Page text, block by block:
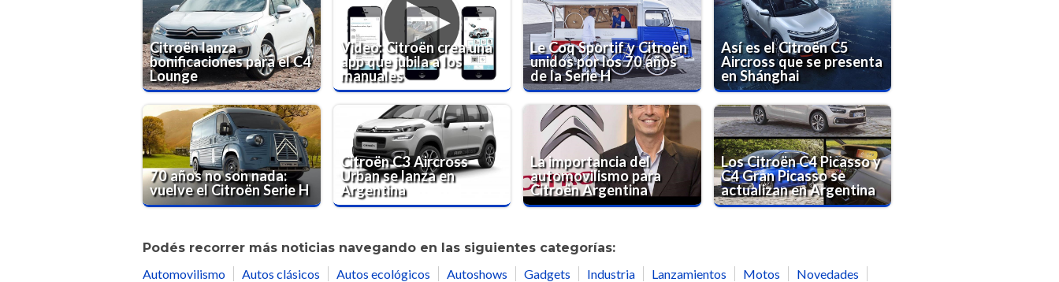
Citroën lanza
bonificaciones para el C4
Lounge
Video: Citroën crea una
app que jubila a los
manuales
Le Coq Sportif y Citroën
unidos por los 70 años
de la Serie H
Así es el Citroën C5
Aircross que se presenta
en Shánghai
70 años no son nada:
vuelve el Citroën Serie H
Citroën C3 Aircross
Urban se lanza en
Argentina
La importancia del
automovilismo para
Citroën Argentina
Los Citroën C4 Picasso y
C4 Gran Picasso se
actualizan en Argentina
Podés recorrer más noticias navegando en las siguientes categorías:
Automovilismo
Autos clásicos Autos ecológicos Autoshows Gadgets Industria Lanzamientos Motos
Novedades